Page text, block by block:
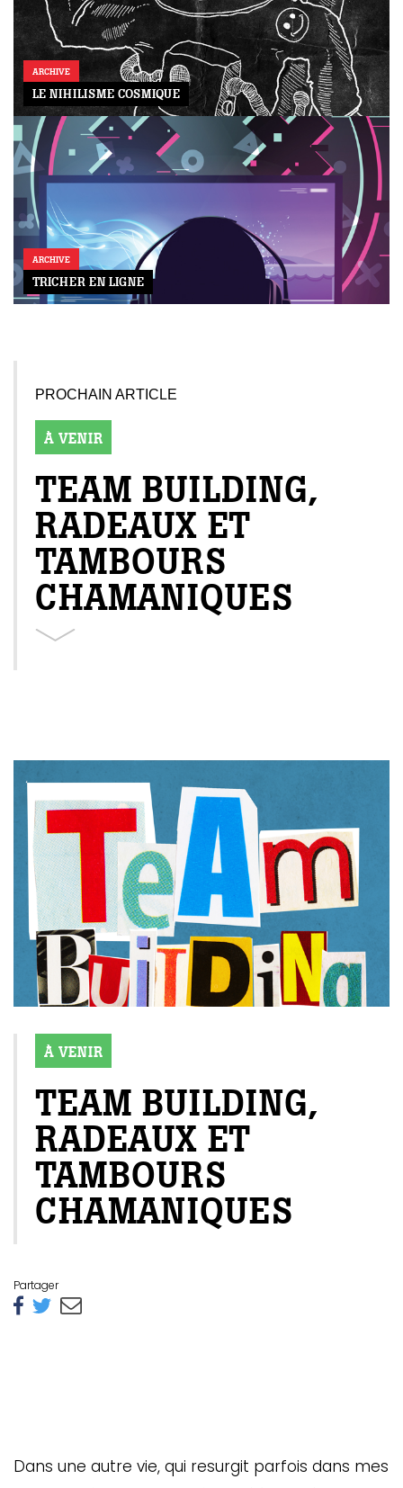
ARCHIVE
LE NIHILISME COSMIQUE
ARCHIVE
TRICHER EN LIGNE
PROCHAIN ARTICLE
À VENIR
TEAM BUILDING,
RADEAUX ET
TAMBOURS
CHAMANIQUES
À VENIR
TEAM BUILDING,
RADEAUX ET
TAMBOURS
CHAMANIQUES
Partager
Dans une autre vie, qui resurgit parfois dans mes